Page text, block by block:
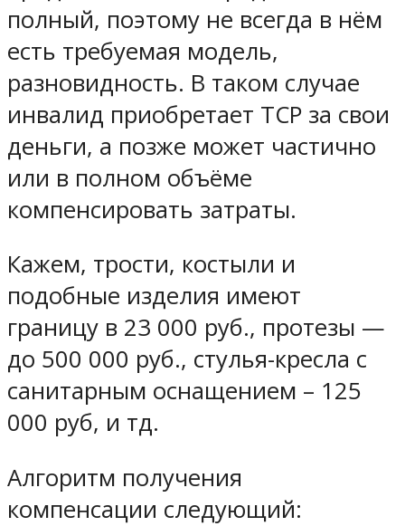
полный, поэтому не всегда в нём
есть требуемая модель,
разновидность. В таком случае
инвалид приобретает ТСР за свои
деньги, а позже может частично
или в полном объёме
компенсировать затраты.
Кажем, трости, костыли и
подобные изделия имеют
границу в 23 000 руб., протезы —
до 500 000 руб., стулья-кресла с
санитарным оснащением – 125
000 руб, и тд.
Алгоритм получения
компенсации следующий: